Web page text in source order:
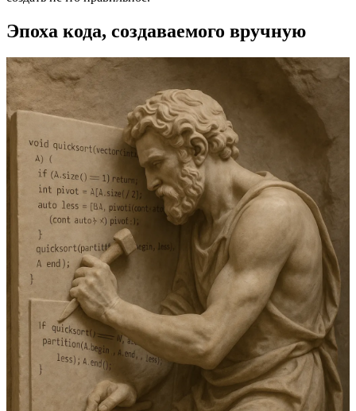
Эпоха кода, создаваемого вручную